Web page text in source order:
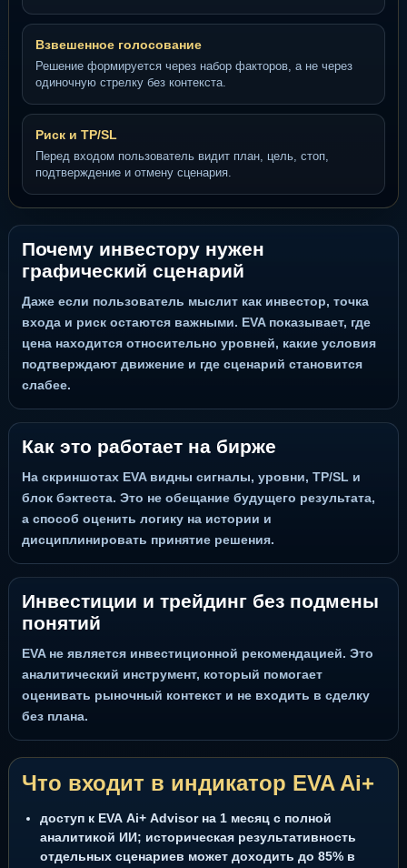
Взвешенное голосование
Решение формируется через набор факторов, а не через
одиночную стрелку без контекста.
Риск и TP/SL
Перед входом пользователь видит план, цель, стоп,
подтверждение и отмену сценария.
Почему инвестору нужен
графический сценарий
Даже если пользователь мыслит как инвестор, точка
входа и риск остаются важными. EVA показывает, где
цена находится относительно уровней, какие условия
подтверждают движение и где сценарий становится
слабее.
Как это работает на бирже
На скриншотах EVA видны сигналы, уровни, TP/SL и
блок бэктеста. Это не обещание будущего результата,
а способ оценить логику на истории и
дисциплинировать принятие решения.
Инвестиции и трейдинг без подмены
понятий
EVA не является инвестиционной рекомендацией. Это
аналитический инструмент, который помогает
оценивать рыночный контекст и не входить в сделку
без плана.
Что входит в индикатор EVA Ai+
доступ к EVA Ai+ Advisor на 1 месяц с полной
аналитикой ИИ; историческая результативность
отдельных сценариев может доходить до 85% в